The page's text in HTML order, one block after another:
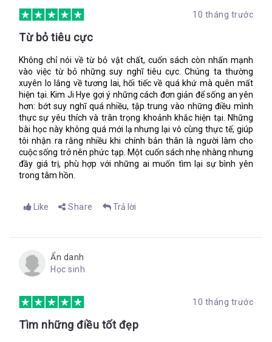
10 tháng trước
Từ bỏ tiêu cực
Không chỉ nói về từ bỏ vật chất, cuốn sách còn nhấn mạnh
vào việc từ bỏ những suy nghĩ tiêu cực. Chúng ta thường
xuyên lo lắng về tương lai, hối tiếc về quá khứ mà quên mất
hiện tại. Kim Ji Hye gợi ý những cách đơn giản để sống an yên
hơn: bớt suy nghĩ quá nhiều, tập trung vào những điều mình
thực sự yêu thích và trân trọng khoảnh khắc hiện tại. Những
bài học này không quá mới lạ nhưng lại vô cùng thực tế, giúp
tôi nhận ra rằng nhiều khi chính bản thân là người làm cho
cuộc sống trở nên phức tạp. Một cuốn sách nhẹ nhàng nhưng
đầy giá trị, phù hợp với những ai muốn tìm lại sự bình yên
trong tâm hồn.
Like Share Trả lời
Ẩn danh
Học sinh
10 tháng trước
Tìm những điều tốt đẹp